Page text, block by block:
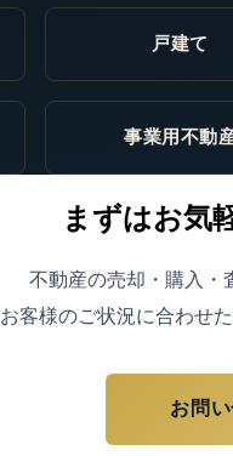
戸建て
事業用不動
まずはお気
不動産の売却・購入・
お客様のご状況に合わせ
お問